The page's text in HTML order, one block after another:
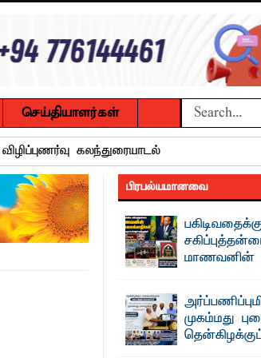
செய்தியாளர்கள்
கலந்துரையாடல்
உணவுகள் கைப்பற்றப்பட்டுக் அழிப்பு
நீண்டகால தேவைக்கு தீர்வு காண
உபவேந்தர் வலியுறுத்தல்
பிரபல்யமானவை
மாணவனின்
தென்கிழக்குப்
வலியுறுத்தல்
"ஒ ரு மாணவனின்
கனவு என்னால்
முகம்மது